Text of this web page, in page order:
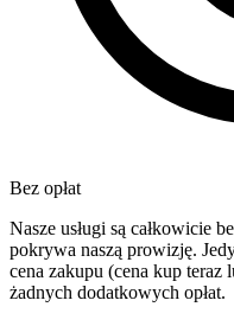
Bez opłat
Nasze usługi są całkowicie
pokrywa naszą prowizję.
cena zakupu (cena kup teraz
żadnych dodatkowych opłat.